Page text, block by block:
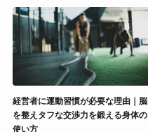
経営者に運動習慣が必要な理由｜脳
を整えタフな交渉力を鍛える身体の
使い方